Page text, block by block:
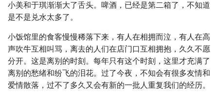
小美和于琪渐渐大了舌头。啤酒，已经是第二箱了，不知道
是不是兑水太多了。
小饭馆里的食客慢慢稀落下来，有人在相拥而泣，有人在高
声吹牛互相叫骂，离去的人们在店门口互相拥抱，久久不愿
分开。这是离别的时刻。每年只有这个时刻，这里才充满了
离别的愁绪和纷飞的泪花。过了今夜，不知会有很多友情和
爱情散落，过不了多久又会有新的一批人重复我们的经历。